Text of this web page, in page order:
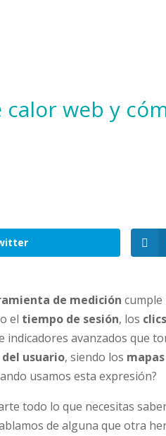
calor web y
de medición
el tiempo de sesión, los
indicadores avanzados que
usuario, siendo los
usamos esta expresión?
todo lo que necesitas
de alguna que otra